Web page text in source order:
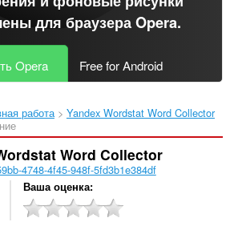
длябраузера Opera.
Opera Free for Android
работа
Yandex Wordstat Word Collector‎
Word Collector
4748-4f45-948f-5fd3b1e384df
Ваша оценка